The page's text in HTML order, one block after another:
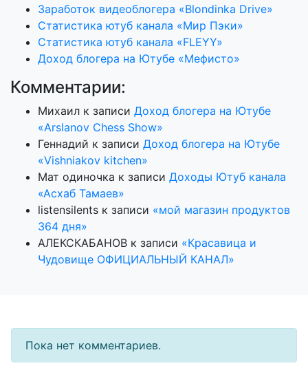
Заработок видеоблогера «Blondinka Drive»
Статистика ютуб канала «Мир Пэки»
Статистика ютуб канала «FLEYY»
Доход блогера на Ютубе «Мефисто»
Комментарии:
Михаил к записи Доход блогера на Ютубе
«Arslanov Chess Show»
Геннадий к записи Доход блогера на Ютубе
«Vishniakov kitchen»
Мат одиночка к записи Доходы Ютуб канала
«Асхаб Тамаев»
listensilents к записи «мой магазин продуктов
364 дня»
АЛЕКСКАБАНОВ к записи «Красавица и
Чудовище ОФИЦИАЛЬНЫЙ КАНАЛ»
Пока нет комментариев.